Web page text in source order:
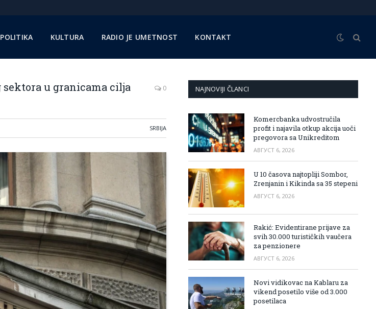
KULTURA RADIO JE UMETNOST KONTAKT
u granicama cilja
0
SRBIJA
NAJNOVIJI ČLANCI
Komercbanka udvostručila
profit i najavila otkup akcija uoči
pregovora sa Unikreditom
АВГУСТ 6, 2026
U 10 časova najtopliji Sombor,
Zrenjanin i Kikinda sa 35 stepeni
АВГУСТ 6, 2026
Rakić: Evidentirane prijave za
svih 30.000 turističkih vaučera
za penzionere
АВГУСТ 6, 2026
Novi vidikovac na Kablaru za
vikend posetilo više od 3.000
posetilaca